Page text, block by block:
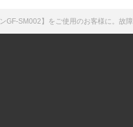
GF-SM002】をご使用のお客様に。故